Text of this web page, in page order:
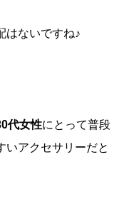
はないですね♪
代女性にとって普段
いアクセサリーだと